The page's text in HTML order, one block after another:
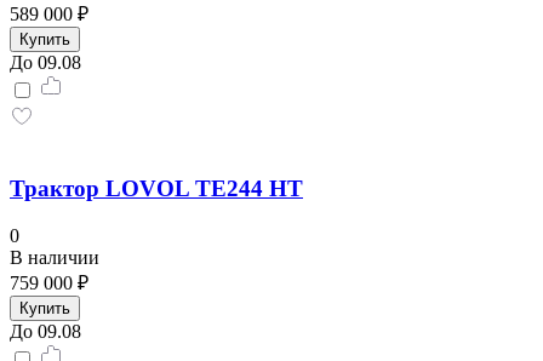
589 000 ₽
Купить
До 09.08
Трактор LOVOL TE244 HT
0
В наличии
759 000 ₽
Купить
До 09.08